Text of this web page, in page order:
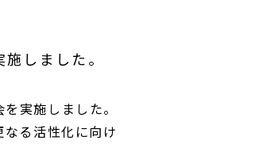
しました。
実施しました。
る活性化に向け